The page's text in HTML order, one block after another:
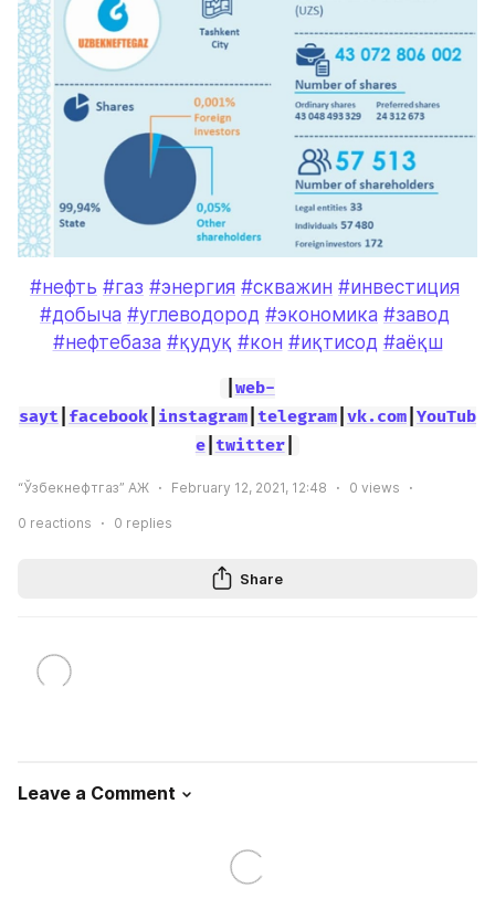
#нефть #газ #энергия #скважин #инвестиция
#добыча #углеводород #экономика #завод
#нефтебаза #қудуқ #кон #иқтисод #аёқш
web-
sayt facebook instagram telegram vk.com YouTub
e| twitter|
“Ўзбекнефтгаз” АЖ February 12, 2021, 12:48 0 views
0 reactions 0 replies
Share
Leave a Comment